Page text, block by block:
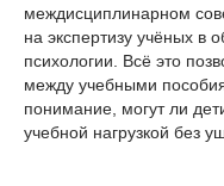
междисциплинарном
на экспертизу учёных в
психологии. Всё это
между учебными
понимание, могут ли
учебной нагрузкой без